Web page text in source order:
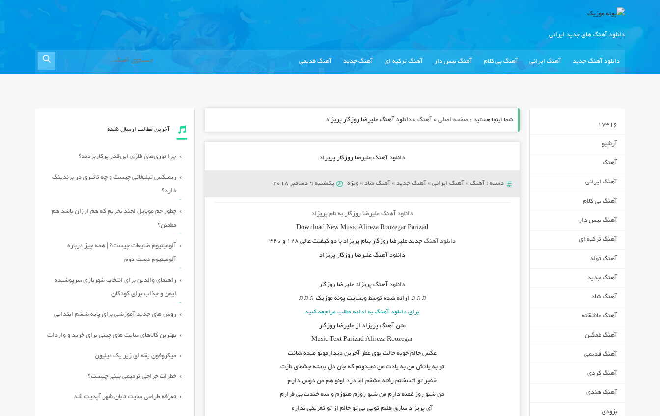
دانلود آهنگ های جدید ایرانی
دانلود آهنگ جدید آهنگ ایرانی آهنگ بی کلام آهنگ بیس دار آهنگ ترکیه ای آهنگ جدید آهنگ قدیمی
شما اینجا هستید : صفحه اصلی» آهنگ» دانلود آهنگ علیرضا روزگار پریزاد
دانلود آهنگ علیرضا روزگار پریزاد
دسته : آهنگ» آهنگ ایرانی» آهنگ جدید» آهنگ شاد» ویژه یکشنبه 9 دسامبر 2018
دانلود آهنگ علیرضا روزگار به نام پریزاد
Download New Music Alireza Roozegar Parizad
دانلود آهنگ جدید علیرضا روزگار بنام پریزادبا دو کیفیت عالی ۱۲۸ و ۳۲۰
دانلود آهنگ علیرضا روزگار پریزاد
دانلود آهنگپریزاد علیرضا روزگار
♫♫♫ ارائه شده توسط وبسایت پونه موزیک ♫♫♫
برای دانلود آهنگ به ادامه مطلب مراجعه کنید
متن آهنگ پریزاد از علیرضا روزگار
Music Text Parizad Alireza Roozegar
عکس حالم خوبه حالت بوی عطر آخرین دیدارمونو میده شانت
تو به یادش من به یادت من نمیدونم که جان دل بسته چشمای نازت
خنجر تو اتسخانم رفته عشقم اما درد اونو هم من دوس دارم
من شبو روز غصه دارم من شبو روزم هنوزم واسه خندت بی قرارم
آی پریزاد سارق قلبم تویی بی تو حالم از تو تعریفی نداره
17316
آرشیو
آهنگ
آهنگ ایرانی
آهنگ بی کلام
آهنگ بیس دار
آهنگ ترکیه ای
آهنگ تولد
آهنگ جدید
آهنگ شاد
آهنگ عاشقانه
آهنگ غمگین
آهنگ قدیمی
آهنگ کردی
آهنگ هندی
بزودی
آخرین مطالب ارسال شده
چرا توری‌های فلزی این‌قدر پرکاربردند؟
ریمیکس تبلیغاتی چیست و چه تاثیری در برندینگ
دارد؟
چطور جم موبایل لجند بخریم که هم ارزان باشد هم
مطمئن؟
آلومینیوم ضایعات چیست؟ | همه چیز درباره
آلومینیوم دست دوم
راهنمای والدین برای انتخاب شهربازی سرپوشیده
ایمن و جذاب برای کودکان
روش های جدید آموزشی برای پایه ششم ابتدایی
بهترین کالاهای سایت های چینی برای خرید و واردات
میکروفون یقه ای زیر یک میلیون
خطرات جراحی ترمیمی بینی چیست؟
تعرفه طراحی سایت تابان شهر آپدیت شد